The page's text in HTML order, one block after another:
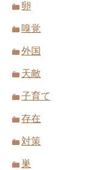
卵
嗅覚
外国
天敵
子育て
存在
対策
巣